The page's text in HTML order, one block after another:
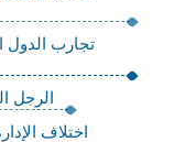
تجارب الدول
الرجل
اختلاف